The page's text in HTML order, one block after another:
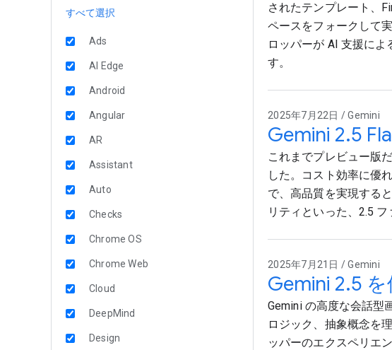
すべて選択
Ads
AI Edge
Android
Angular
AR
Assistant
Auto
Checks
Chrome OS
Chrome Web
Cloud
DeepMind
Design
されたテンプレート、
ペースをフォークして
ロッパーが AI 支援に
す。
2025年7月22日 / Gemini
Gemini 2.5
これまでプレビュー版
した。コスト効率に優
で、高品質を実現する
リティといった、2.5
2025年7月21日 / Gemini
Gemini 2.5
Gemini の高度な会話型
ロジック、抽象概念を
ッパーのエクスペリエ